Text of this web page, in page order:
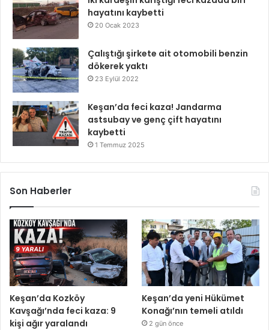
hayatını kaybetti
20 Ocak 2023
Çalıştığı şirkete ait otomobili benzin
dökerek yaktı
23 Eylül 2022
Keşan’da feci kaza! Jandarma
astsubay ve genç çift hayatını
kaybetti
1 Temmuz 2025
Son Haberler
Keşan’da Kozköy
Kavşağı’nda feci kaza: 9
kişi ağır yaralandı
Keşan’da yeni Hükümet
Konağı’nın temeli atıldı
2 gün önce